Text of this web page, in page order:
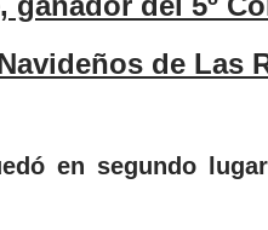
de Las
en segundo